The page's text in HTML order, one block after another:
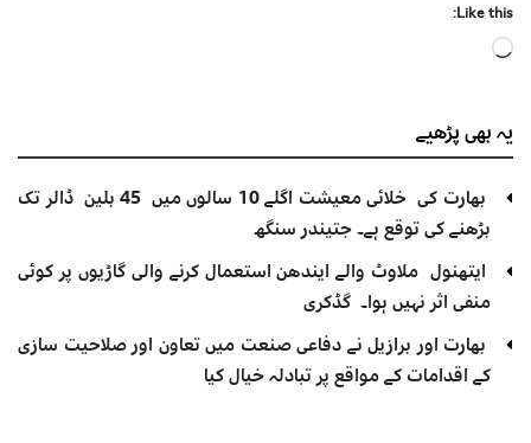
Like this:
Loading…
یہ بھیپڑھیے
بھارت کی خلائی معیشت اگلے 10 سالوں میں 45 بلین ڈالر تک
بڑھنے کی توقع ہے۔ جتیندر سنگھ
ایتھنول ملاوٹ والے ایندھن استعمال کرنے والی گاڑیوں پر کوئی
منفی اثر نہیں ہوا۔ گڈکری
بھارت اور برازیل نے دفاعی صنعت میں تعاون اور صلاحیت سازی
کے اقدامات کے مواقع پر تبادلہ خیال کیا